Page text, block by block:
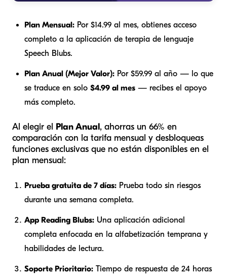
Plan Mensual: Por $14.99 al mes, obtienes acceso
completo a la aplicación de terapia de lenguaje
Speech Blubs.
Plan Anual (Mejor Valor): Por $59.99 al año — lo que
se traduce en solo $4.99 al mes — recibes el apoyo
más completo.
Al elegir el Plan Anual, ahorras un 66% en
comparación con la tarifa mensual y desbloqueas
funciones exclusivas que no están disponibles en el
plan mensual:
Prueba gratuita de 7 días: Prueba todo sin riesgos
durante una semana completa.
App Reading Blubs: Una aplicación adicional
completa enfocada en la alfabetización temprana y
habilidades de lectura.
Soporte Prioritario: Tiempo de respuesta de 24 horas